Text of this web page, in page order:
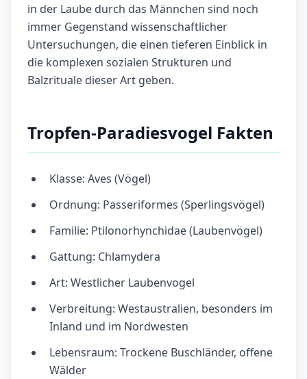
in der Laube durch das Männchen sind noch
immer Gegenstand wissenschaftlicher
Untersuchungen, die einen tieferen Einblick in
die komplexen sozialen Strukturen und
Balzrituale dieser Art geben.
Tropfen-Paradiesvogel Fakten
Klasse: Aves (Vögel)
Ordnung: Passeriformes (Sperlingsvögel)
Familie: Ptilonorhynchidae (Laubenvögel)
Gattung: Chlamydera
Art: Westlicher Laubenvogel
Verbreitung: Westaustralien, besonders im
Inland und im Nordwesten
Lebensraum: Trockene Buschländer, offene
Wälder